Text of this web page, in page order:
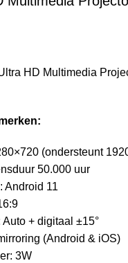
HD Multimedia
(ondersteunt
50.000 uur
Android 11
+ digitaal ±15°
(Android & iOS)
3W